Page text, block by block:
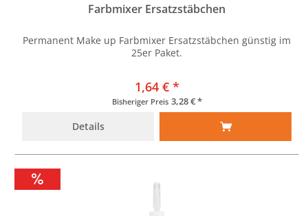
Farbmixer Ersatzstäbchen
Permanent Make up Farbmixer Ersatzstäbchen günstig im
25er Paket.
1,64 € *
Bisheriger Preis 3,28 € *
Details